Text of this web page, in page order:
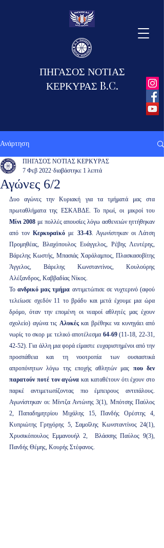
ΠΗΓΑΣΟΣ ΝΟΤΙΑΣ
ΚΕΡΚΥΡΑΣ B.C.
Ανάρτηση
Αγώνες 6/2
ΠΗΓΑΣΟΣ ΝΟΤΙΑΣ ΚΕΡΚΥΡΑΣ
7 Φεβ 2022 διαβάστηκε 1 λεπτά
Δυο αγώνες την Κυριακή για τα τμήματά μας στα
Μίνι 2008 με πολλές απουσίες λόγω ασθενειών ηττήθηκαν
από τον Κερκυραϊκό με 33-43. Αγωνίστηκαν οι Λάτση
Προμηθέας, Βλαχόπουλος Ευάγγελος, Ρέβης Λευτέρης,
Βάρελης Κωστής, Μπασιάς Χαράλαμπος, Πλασκασοβίτης
Άγγελος, Βάρελης Κωνσταντίνος, Κουλούρης
Αλέξανδρος, Καββαδίας Νίκος.
Το ανδρικό μας τμήμα αντιμετώπισε σε νυχτερινό (αφού
τελείωσε σχεδόν 11 το βράδυ και μετά έχουμε μια ώρα
δρόμο, όταν την επομένη οι νεαροί αθλητές μας έχουν
σχολείο) αγώνα τις Αλυκές και βρέθηκε να κυνηγάει από
νωρίς το σκορ με τελικό αποτέλεσμα 64-69 (11-18, 22-31,
42-52). Για άλλη μια φορά είμαστε ευχαριστημένοι από την
προσπάθεια και τη νοοτροπία των ουσιαστικά
απροπόνητων λόγω της εποχής αθλητών μας που δεν
παρατούν ποτέ τον αγώνα και καταθέτουν ότι έχουν στο
παρκέ αντιμετωπίζοντας πιο έμπειρους αντιπάλους.
Αγωνίστηκαν οι: Μίντζα Αντώνης 3(1), Μπότσης Παύλος
2, Παπαδημητρίου Μιχάλης 15, Πανδής Ορέστης 4,
Κυπριώτης Γρηγόρης 5, Σαμοΐλης Κωνσταντίνος 24(1),
Χρυσικόπουλος Εμμανουήλ 2,  Βλάσσης Παύλος 9(3),
Πανδής Θέμης, Κουρής Στέφανος.